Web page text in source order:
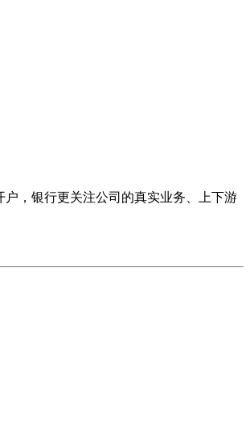
，银行更关注公司的真实业务、上下游